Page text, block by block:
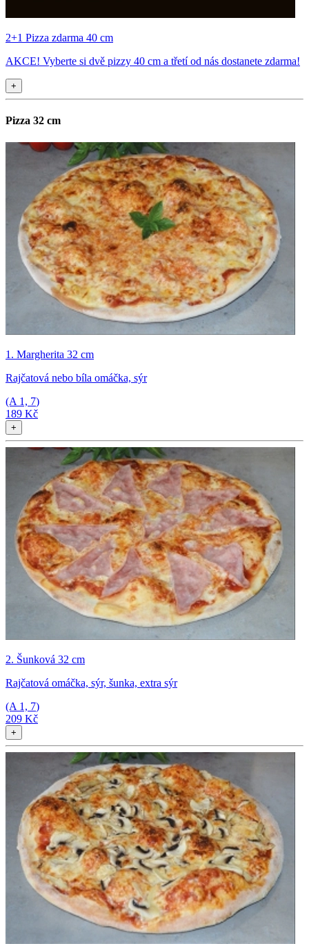
2+1 Pizza zdarma 40 cm
AKCE! Vyberte si dvě pizzy 40 cm a třetí od nás dostanete zdarma!
+
Pizza 32 cm
1. Margherita 32 cm
Rajčatová nebo bíla omáčka, sýr
(A 1, 7)
189 Kč
+
2. Šunková 32 cm
Rajčatová omáčka, sýr, šunka, extra sýr
(A 1, 7)
209 Kč
+